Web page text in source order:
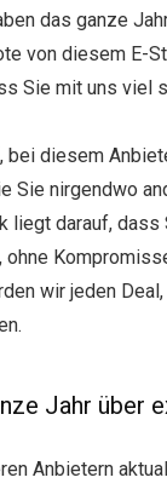
das ganze
von diesem E-
Sie mit uns viel
bei diesem
Sie nirgendwo
liegt darauf, dass
ohne
wir jeden
Jahr über
Anbietern